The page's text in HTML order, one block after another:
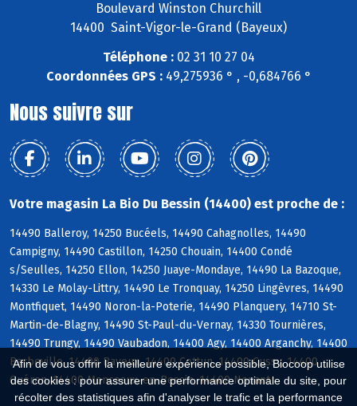
Afin de vous offrir la meilleure expérience possible, Biocoop utilise
des cookies : pour assurer une performance optimale du site, pour
récolter des statistiques afin d'analyser le trafic et la performance
Boulevard Winston Churchill
14400 Saint-Vigor-le-Grand (Bayeux)
Téléphone :02 31 10 27 04
Coordonnées GPS :49,275936 ° , -0,684766 °
Nous suivre sur
Votre magasin La Bio Du Bessin (14400) est proche de :
14490 Balleroy, 14250 Bucéels, 14490 Cahagnolles, 14490
Campigny, 14490 Castillon, 14250 Chouain, 14400 Condé
s/Seulles, 14250 Ellon, 14250 Juaye-Mondaye, 14490 La Bazoque,
14330 Le Molay-Littry, 14490 Le Tronquay, 14250 Lingèvres, 14490
Montfiquet, 14490 Noron-la-Poterie, 14490 Planquery, 14710 St-
Martin-de-Blagny, 14490 St-Paul-du-Vernay, 14330 Tournières,
14490 Trungy, 14490 Vaubadon, 14400 Agy, 14400 Arganchy, 14400
Barbeville, 14400 Bayeux, 14400 Cottun, 14400 Cussy, 14400
Guéron, 14400 Monceaux-en-Bessin, 14400 Nonant